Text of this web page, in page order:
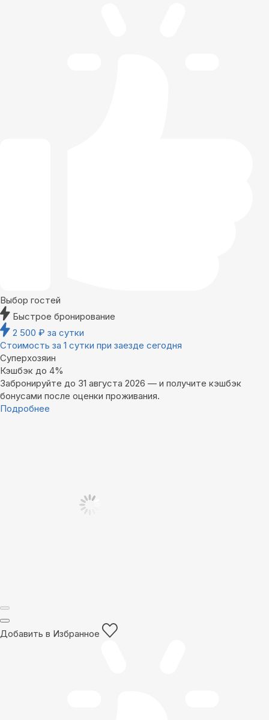
Выбор гостей
Быстрое бронирование
2 500 ₽ за сутки
Стоимость за 1 сутки при заезде сегодня
Суперхозяин
Кэшбэк до 4%
Забронируйте до 31 августа 2026 — и получите кэшбэк
бонусами после оценки проживания.
Подробнее
Добавить в Избранное